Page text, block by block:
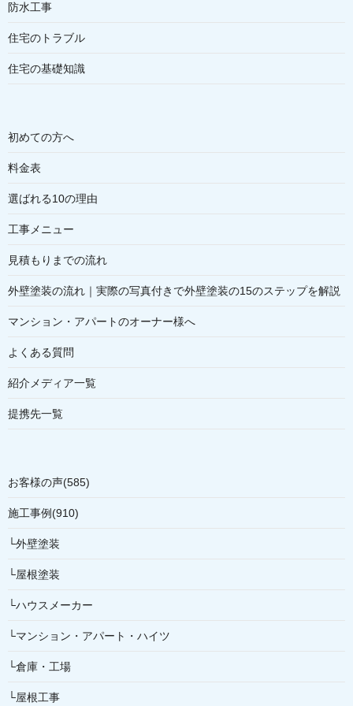
防水工事
住宅のトラブル
住宅の基礎知識
初めての方へ
料金表
選ばれる10の理由
工事メニュー
見積もりまでの流れ
外壁塗装の流れ｜実際の写真付きで外壁塗装の15のステップを解説
マンション・アパートのオーナー様へ
よくある質問
紹介メディア一覧
提携先一覧
お客様の声(585)
施工事例(910)
└外壁塗装
└屋根塗装
└ハウスメーカー
└マンション・アパート・ハイツ
└倉庫・工場
└屋根工事